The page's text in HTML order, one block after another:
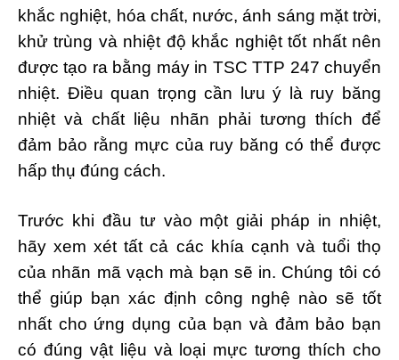
khắc nghiệt, hóa chất, nước, ánh sáng mặt trời,
khử trùng và nhiệt độ khắc nghiệt tốt nhất nên
được tạo ra bằng máy in TSC TTP 247 chuyển
nhiệt. Điều quan trọng cần lưu ý là ruy băng
nhiệt và chất liệu nhãn phải tương thích để
đảm bảo rằng mực của ruy băng có thể được
hấp thụ đúng cách.
Trước khi đầu tư vào một giải pháp in nhiệt,
hãy xem xét tất cả các khía cạnh và tuổi thọ
của nhãn mã vạch mà bạn sẽ in. Chúng tôi có
thể giúp bạn xác định công nghệ nào sẽ tốt
nhất cho ứng dụng của bạn và đảm bảo bạn
có đúng vật liệu và loại mực tương thích cho